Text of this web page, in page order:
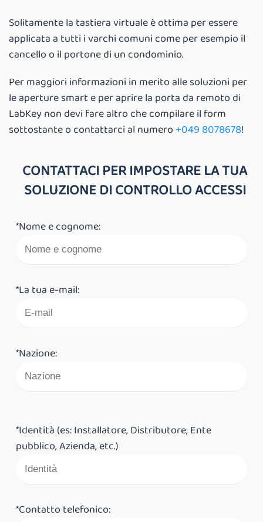
Solitamente la tastiera virtuale è ottima per essere
applicata a tutti i varchi comuni come per esempio il
cancello o il portone di un condominio.
Per maggiori informazioni in merito alle soluzioni per
le aperture smart e per aprire la porta da remoto di
LabKey non devi fare altro che compilare il form
sottostante o contattarci al numero +049 8078678!
CONTATTACI PER IMPOSTARE LA TUA
SOLUZIONE DI CONTROLLO ACCESSI
*Nome e cognome:
*La tua e-mail:
*Nazione:
*Identità (es: Installatore, Distributore, Ente
pubblico, Azienda, etc.)
*Contatto telefonico: